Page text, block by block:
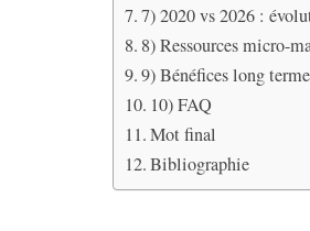
7) 2020 vs 2026 :
8) Ressources micro-
9) Bénéfices long
10) FAQ
Mot final
Bibliographie